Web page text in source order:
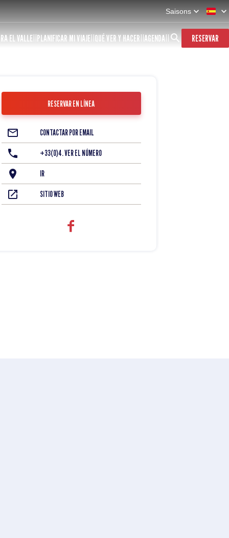
Saisons
EL VALLE PLANIFICAR MI VIAJE QUÉ VER Y HACER AGENDA RESERVAR
RESERVAR EN LÍNEA
CONTACTAR POR EMAIL
+33(0)4. VER EL NÚMERO
IR
SITIO WEB